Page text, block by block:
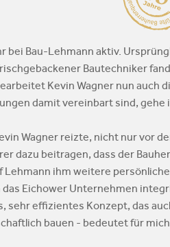
bei Bau-Lehmann aktiv.
Bautechniker
Kevin Wagner nun
damit vereinbart sind,
Wagner reizte, nicht nur vor
dazu beitragen, dass der
ihm weitere
das Eichower Unternehmen
sehr effizientes Konzept, das
bauen - bedeutet für